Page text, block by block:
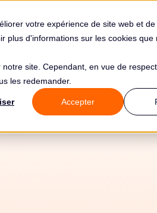
votre expérience de site web et
d'informations sur les cookies que
site. Cependant, en vue de
les redemander.
Accepter
Tarifs Clients